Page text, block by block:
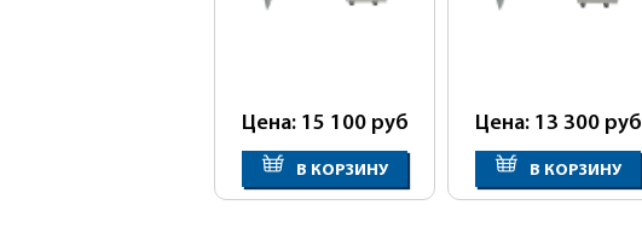
Цена: 15 100 руб
В КОРЗИНУ
Цена: 13 300 руб
В КОРЗИНУ